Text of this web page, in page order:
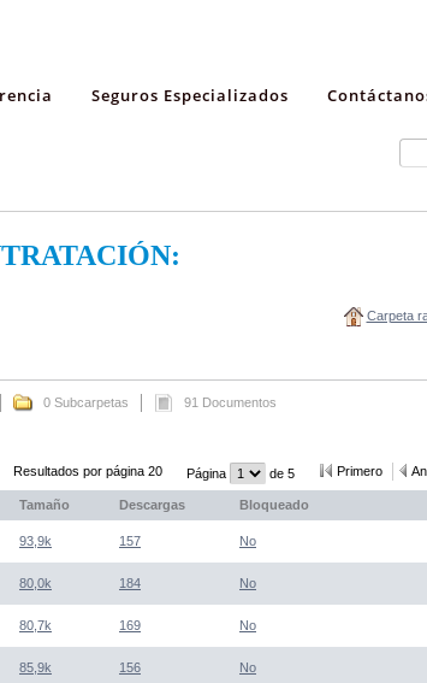
Seguros Especializados
Carpeta
0 Subcarpetas 91 Documentos
Resultados por página 20 Página de 5 Primero
Tamaño Descargas Bloqueado
93,9k 157 No
80,0k 184 No
80,7k 169 No
85,9k 156 No